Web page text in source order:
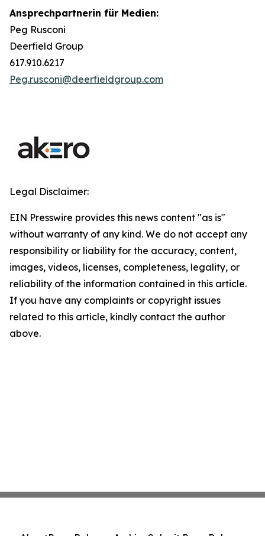
Ansprechpartnerin für Medien:
Peg Rusconi
Deerfield Group
617.910.6217
Peg.rusconi@deerfieldgroup.com
Legal Disclaimer:
EIN Presswire provides this news content "as is"
without warranty of any kind. We do not accept any
responsibility or liability for the accuracy, content,
images, videos, licenses, completeness, legality, or
reliability of the information contained in this article.
If you have any complaints or copyright issues
related to this article, kindly contact the author
above.